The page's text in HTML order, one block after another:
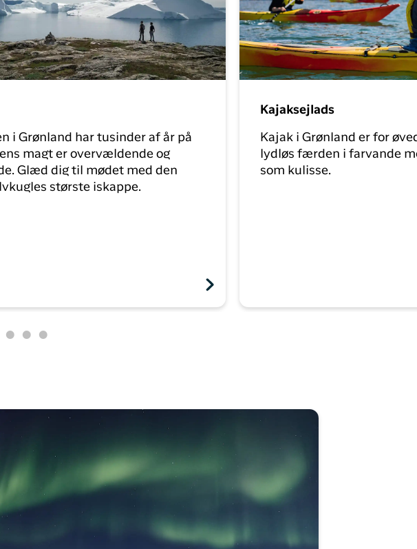
i Grønland har tusinder af år på
magt er overvældende og
Glæd dig til mødet med den
største iskappe.
Kajaksejlads
Kajak i Grønland er for
lydløs færden i farvande
som kulisse.